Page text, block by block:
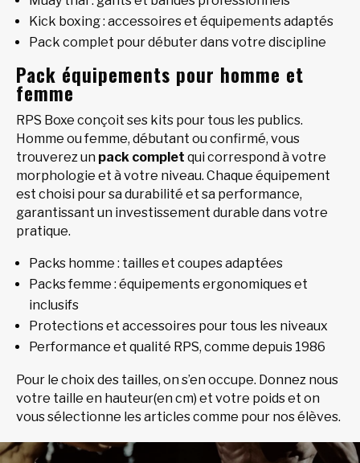
Kick boxing : accessoires et équipements adaptés
Pack complet pour débuter dans votre discipline
Pack équipements pour homme et
femme
RPS Boxe conçoit ses kits pour tous les publics.
Homme ou femme, débutant ou confirmé, vous
trouverez un pack complet qui correspond à votre
morphologie et à votre niveau. Chaque équipement
est choisi pour sa durabilité et sa performance,
garantissant un investissement durable dans votre
pratique.
Packs homme : tailles et coupes adaptées
Packs femme : équipements ergonomiques et
inclusifs
Protections et accessoires pour tous les niveaux
Performance et qualité RPS, comme depuis 1986
Pour le choix des tailles, on s’en occupe. Donnez nous
votre taille en hauteur(en cm) et votre poids et on
vous sélectionne les articles comme pour nos élèves.